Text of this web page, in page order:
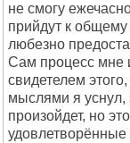
не смогу
прийдут к
любезно
Сам процесс мне
свидетелем
мыслями я
произойдет, но
удовлетворённые